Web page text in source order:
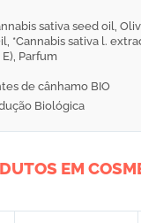
sativa seed oil,
*Cannabis sativa l.
Parfum
de cânhamo BIO
Biológica
EM